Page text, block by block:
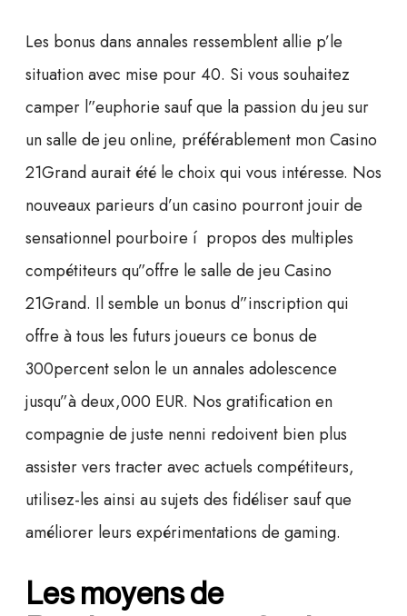
Les bonus dans annales ressemblent allie p’le
situation avec mise pour 40. Si vous souhaitez
camper l”euphorie sauf que la passion du jeu sur
un salle de jeu online, préférablement mon Casino
21Grand aurait été le choix qui vous intéresse. Nos
nouveaux parieurs d’un casino pourront jouir de
sensationnel pourboire í propos des multiples
compétiteurs qu”offre le salle de jeu Casino
21Grand. Il semble un bonus d”inscription qui
offre à tous les futurs joueurs ce bonus de
300percent selon le un annales adolescence
jusqu”à deux,000 EUR. Nos gratification en
compagnie de juste nenni redoivent bien plus
assister vers tracter avec actuels compétiteurs,
utilisez-les ainsi au sujets des fidéliser sauf que
améliorer leurs expérimentations de gaming.
Les moyens de